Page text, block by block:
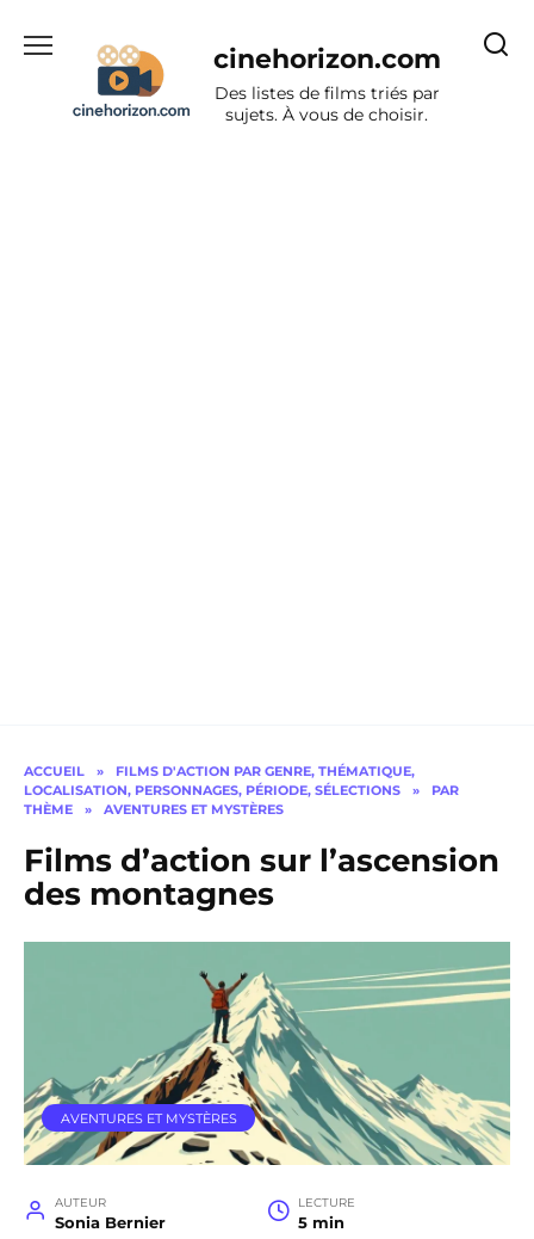
cinehorizon.com
Des listes de films triés par
sujets. À vous de choisir.
ACCUEIL »
FILMS D'ACTION PAR GENRE, THÉMATIQUE,
LOCALISATION, PERSONNAGES, PÉRIODE, SÉLECTIONS
»
PAR
THÈME
» AVENTURES ET MYSTÈRES
Films d’action sur l’ascension
des montagnes
AVENTURES ET MYSTÈRES
AUTEUR
Sonia Bernier
LECTURE
5 min